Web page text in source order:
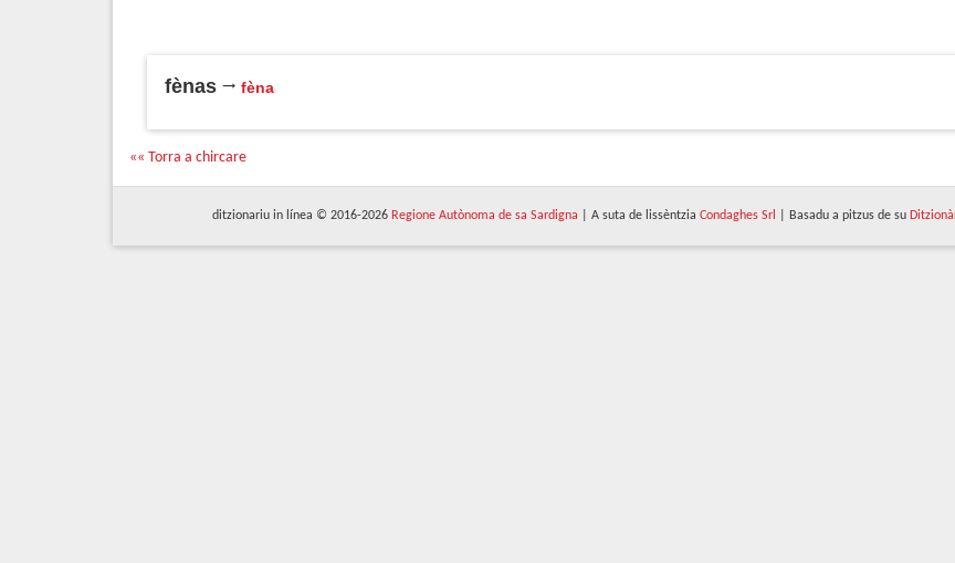
fènas fèna
«« Torra a chircare
ditzionariu in línea © 2016-2026 Regione Autònoma de sa Sardigna | A suta de lissèntzia Condaghes Srl | Basadu a pitzus de su